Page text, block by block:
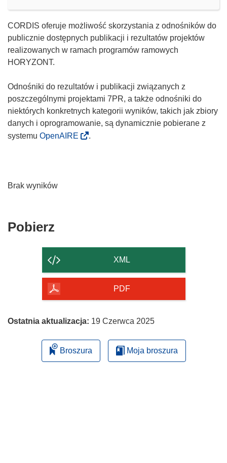
CORDIS oferuje możliwość skorzystania z odnośników do
publicznie dostępnych publikacji i rezultatów projektów
realizowanych w ramach programów ramowych
HORYZONT.
Odnośniki do rezultatów i publikacji związanych z
poszczególnymi projektami 7PR, a także odnośniki do
niektórych konkretnych kategorii wyników, takich jak zbiory
danych i oprogramowanie, są dynamicznie pobierane z
systemu OpenAIRE .
Brak wyników
Pobierz
strony
XML
PDF
Ostatnia aktualizacja: 19 Czerwca 2025
Broszura Moja broszura